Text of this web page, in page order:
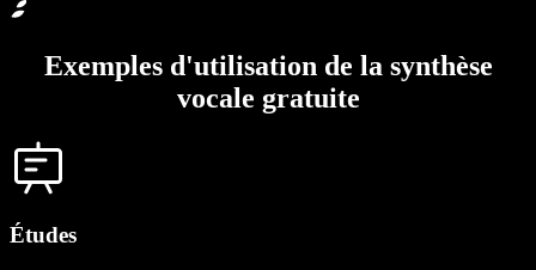
Exemples d'utilisation de la synthèse
vocale gratuite
Études